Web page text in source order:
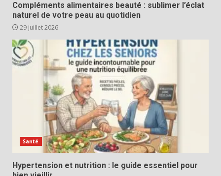
Compléments alimentaires beauté : sublimer l’éclat
naturel de votre peau au quotidien
29 juillet 2026
Santé
Hypertension et nutrition : le guide essentiel pour